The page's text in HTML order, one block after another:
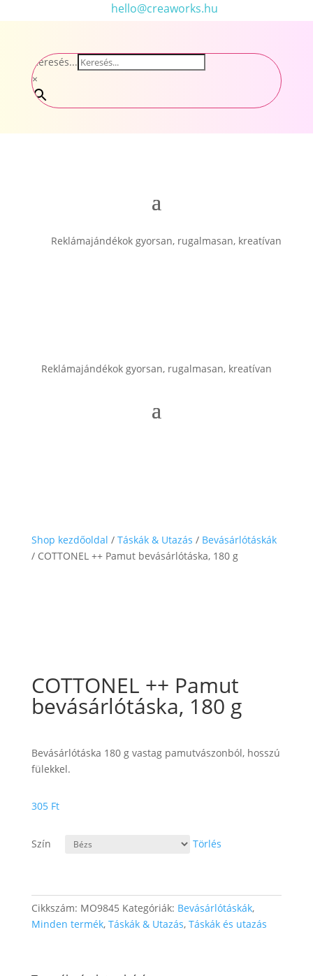
hello@creaworks.hu
Keresés...
×
Reklámajándékok gyorsan, rugalmasan, kreatívan
Reklámajándékok gyorsan, rugalmasan, kreatívan
Shop kezdőoldal / Táskák & Utazás / Bevásárlótáskák
/ COTTONEL ++ Pamut bevásárlótáska, 180 g
COTTONEL ++ Pamut
bevásárlótáska, 180 g
Bevásárlótáska 180 g vastag pamutvászonból, hosszú
fülekkel.
305 Ft
Szín Törlés
Cikkszám: MO9845 Kategóriák: Bevásárlótáskák,
Minden termék, Táskák & Utazás, Táskák és utazás